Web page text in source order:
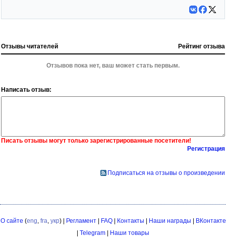
Отзывы читателей Рейтинг отзыва
Отзывов пока нет, ваш может стать первым.
Написать отзыв:
Писать отзывы могут только зарегистрированные посетители!
Регистрация
Подписаться на отзывы о произведении
О сайте (eng fra укр) | Регламент| FAQ| Контакты | Наши награды | ВКонтакте
| Telegram | Наши товары